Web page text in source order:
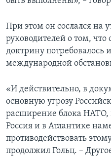
При этом он сослался на
руководителей о том,
доктрину потребовалось
международной
«И действительно, в
основную угрозу
расширение блока НАТО,
Россия и в Атлантике
противодействовать
продолжил Гольц. –